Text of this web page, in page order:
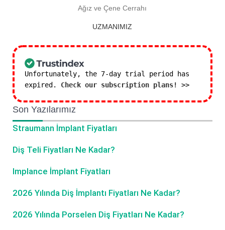
Ağız ve Çene Cerrahı
UZMANIMIZ
Unfortunately, the 7-day trial period has
expired. Check our subscription plans! >>
Son Yazılarımız
Straumann İmplant Fiyatları
Diş Teli Fiyatları Ne Kadar?
Implance İmplant Fiyatları
2026 Yılında Diş İmplantı Fiyatları Ne Kadar?
2026 Yılında Porselen Diş Fiyatları Ne Kadar?